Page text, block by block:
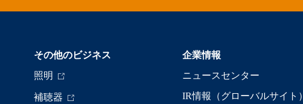
その他のビジネス
照明
補聴器
企業情報
ニュースセンター
IR情報（グローバルサイト）